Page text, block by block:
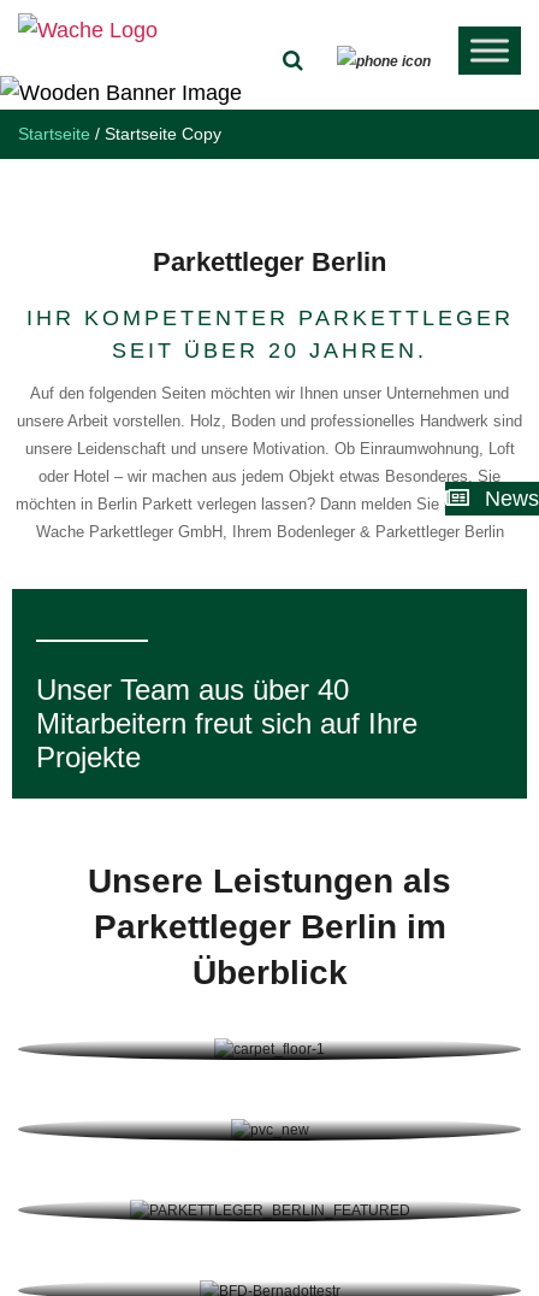
Startseite / Startseite Copy
Parkettleger Berlin
IHR KOMPETENTER PARKETTLEGER
SEIT ÜBER 20 JAHREN.
Auf den folgenden Seiten möchten wir Ihnen unser Unternehmen und
unsere Arbeit vorstellen. Holz, Boden und professionelles Handwerk sind
unsere Leidenschaft und unsere Motivation. Ob Einraumwohnung, Loft
oder Hotel – wir machen aus jedem Objekt etwas Besonderes. Sie
möchten in Berlin Parkett verlegen lassen? Dann melden Sie sich bei der
Wache Parkettleger GmbH, Ihrem Bodenleger& Parkettleger Berlin
Unser Team aus über 40
Mitarbeitern freut sich auf Ihre
Projekte
Unsere Leistungen als
Parkettleger Berlin im
Überblick
News